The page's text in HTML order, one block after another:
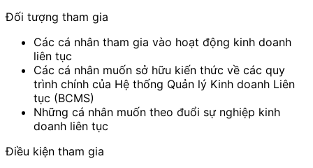
Đối tượng tham gia
Các cá nhân tham gia vào hoạt động kinh doanh
liên tục
Các cá nhân muốn sở hữu kiến ​​thức về các quy
trình chính của Hệ thống Quản lý Kinh doanh Liên
tục (BCMS)
Những cá nhân muốn theo đuổi sự nghiệp kinh
doanh liên tục
Điều kiện tham gia